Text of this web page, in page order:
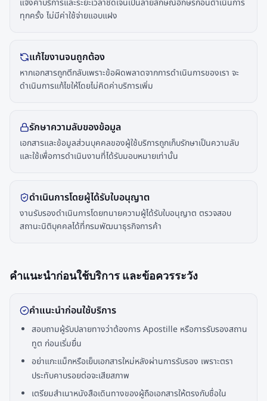
แจ้งค่าบริการและระยะเวลาชัดเจนเป็นลายลักษณ์อักษรก่อนดำเนินการ
ทุกครั้ง ไม่มีค่าใช้จ่ายแอบแฝง
แก้ไขงานจนถูกต้อง
หากเอกสารถูกตีกลับเพราะข้อผิดพลาดจากการดำเนินการของเรา จะ
ดำเนินการแก้ไขให้โดยไม่คิดค่าบริการเพิ่ม
รักษาความลับของข้อมูล
เอกสารและข้อมูลส่วนบุคคลของผู้ใช้บริการถูกเก็บรักษาเป็นความลับ
และใช้เพื่อการดำเนินงานที่ได้รับมอบหมายเท่านั้น
ดำเนินการโดยผู้ได้รับใบอนุญาต
งานรับรองดำเนินการโดยทนายความผู้ได้รับใบอนุญาต ตรวจสอบ
สถานะนิติบุคคลได้ที่กรมพัฒนาธุรกิจการค้า
คำแนะนำก่อนใช้บริการ และข้อควรระวัง
คำแนะนำก่อนใช้บริการ
สอบถามผู้รับปลายทางว่าต้องการ Apostille หรือการรับรองสถาน
ทูต ก่อนเริ่มยื่น
อย่าแกะแม็กหรือเย็บเอกสารใหม่หลังผ่านการรับรอง เพราะตรา
ประทับคาบรอยต่อจะเสียสภาพ
เตรียมสำเนาหนังสือเดินทางของผู้ถือเอกสารให้ตรงกับชื่อใน